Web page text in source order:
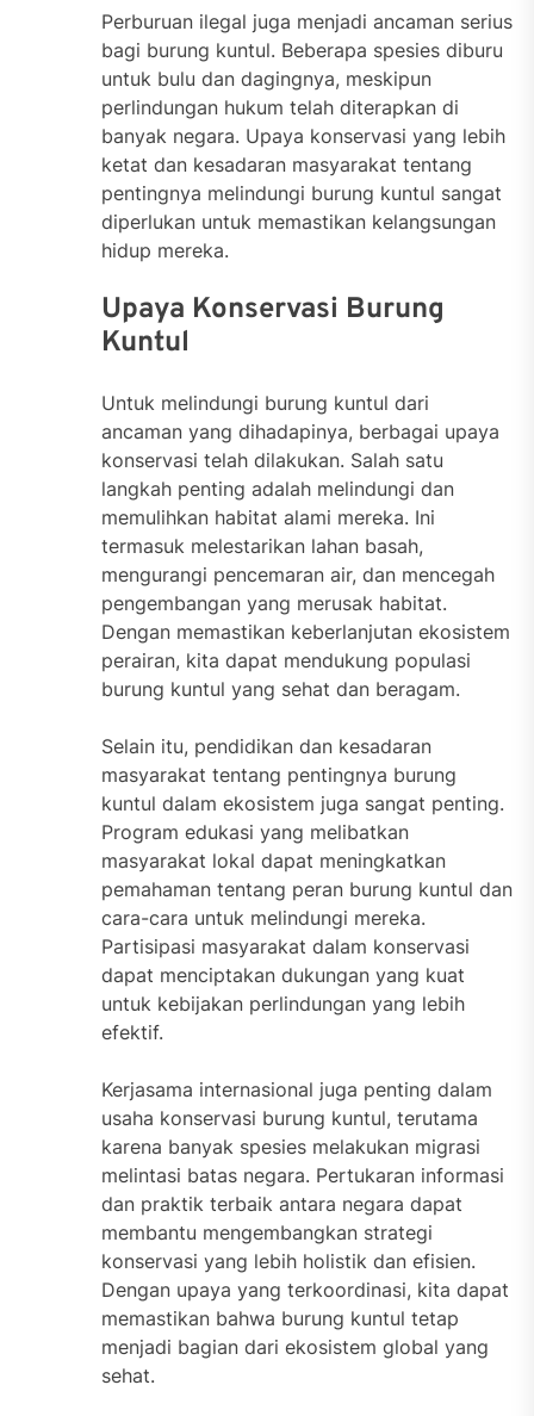
Perburuan ilegal juga menjadi ancaman serius
bagi burung kuntul. Beberapa spesies diburu
untuk bulu dan dagingnya, meskipun
perlindungan hukum telah diterapkan di
banyak negara. Upaya konservasi yang lebih
ketat dan kesadaran masyarakat tentang
pentingnya melindungi burung kuntul sangat
diperlukan untuk memastikan kelangsungan
hidup mereka.
Upaya Konservasi Burung
Kuntul
Untuk melindungi burung kuntul dari
ancaman yang dihadapinya, berbagai upaya
konservasi telah dilakukan. Salah satu
langkah penting adalah melindungi dan
memulihkan habitat alami mereka. Ini
termasuk melestarikan lahan basah,
mengurangi pencemaran air, dan mencegah
pengembangan yang merusak habitat.
Dengan memastikan keberlanjutan ekosistem
perairan, kita dapat mendukung populasi
burung kuntul yang sehat dan beragam.
Selain itu, pendidikan dan kesadaran
masyarakat tentang pentingnya burung
kuntul dalam ekosistem juga sangat penting.
Program edukasi yang melibatkan
masyarakat lokal dapat meningkatkan
pemahaman tentang peran burung kuntul dan
cara-cara untuk melindungi mereka.
Partisipasi masyarakat dalam konservasi
dapat menciptakan dukungan yang kuat
untuk kebijakan perlindungan yang lebih
efektif.
Kerjasama internasional juga penting dalam
usaha konservasi burung kuntul, terutama
karena banyak spesies melakukan migrasi
melintasi batas negara. Pertukaran informasi
dan praktik terbaik antara negara dapat
membantu mengembangkan strategi
konservasi yang lebih holistik dan efisien.
Dengan upaya yang terkoordinasi, kita dapat
memastikan bahwa burung kuntul tetap
menjadi bagian dari ekosistem global yang
sehat.